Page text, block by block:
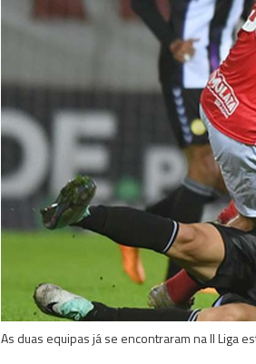
As duas equipas já se encontraram na II Liga